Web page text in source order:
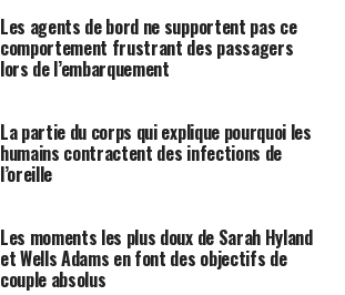
Les agents de bord ne supportent pas ce
comportement frustrant des passagers
lors de l’embarquement
La partie du corps qui explique pourquoi les
humains contractent des infections de
l’oreille
Les moments les plus doux de Sarah Hyland
et Wells Adams en font des objectifs de
couple absolus